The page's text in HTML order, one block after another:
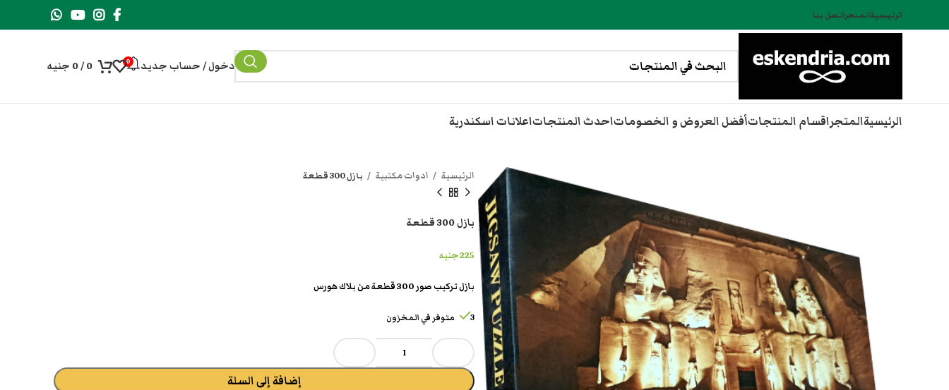
الرئيسيةالمتجراتصل بنا
دخول / حساب جديد 0
0
/
0 جنيه
الرئيسيةالمتجراقسام المنتجاتأفضل العروض و الخصوماتاحدث المنتجاتاعلانات اسكندرية
الرئيسية ادوات مكتبية بازل 300 قطعة
بازل 300 قطعة
225جنيه
بازل تركيب صور 300 قطعة من بلاك هورس
3 متوفر في المخزون
إضافة إلى السلة